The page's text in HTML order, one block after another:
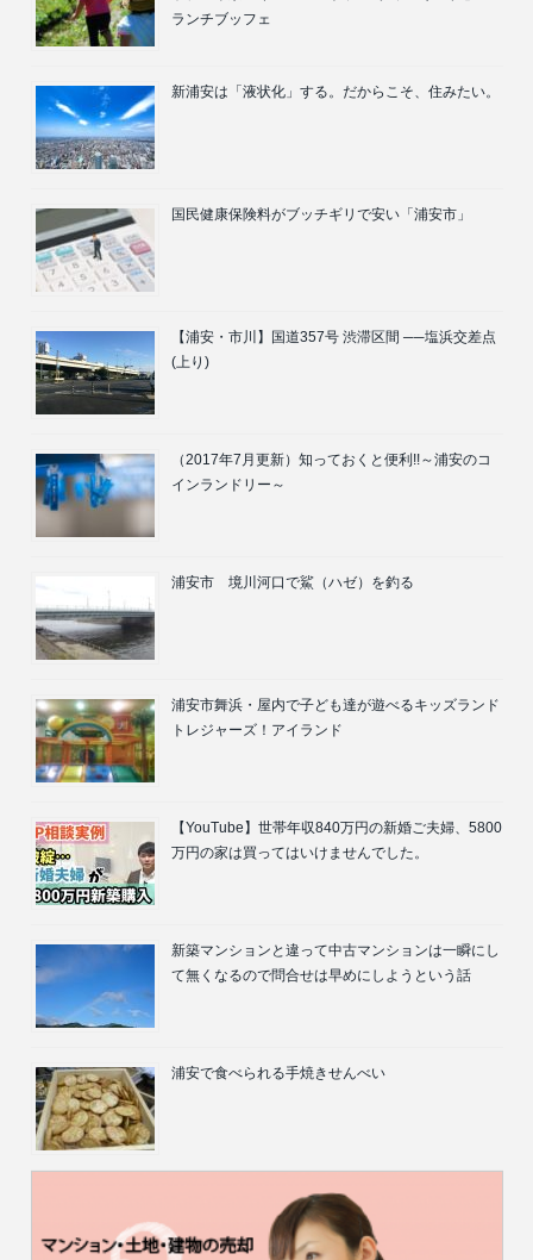
ランチブッフェ
新浦安は「液状化」する。だからこそ、住みたい。
国民健康保険料がブッチギリで安い「浦安市」
【浦安・市川】国道357号 渋滞区間 ──塩浜交差点
(上り)
（2017年7月更新）知っておくと便利!!～浦安のコ
インランドリー～
浦安市 境川河口で鯊（ハゼ）を釣る
浦安市舞浜・屋内で子ども達が遊べるキッズランド
トレジャーズ！アイランド
【YouTube】世帯年収840万円の新婚ご夫婦、5800
万円の家は買ってはいけませんでした。
新築マンションと違って中古マンションは一瞬にし
て無くなるので問合せは早めにしようという話
浦安で食べられる手焼きせんべい